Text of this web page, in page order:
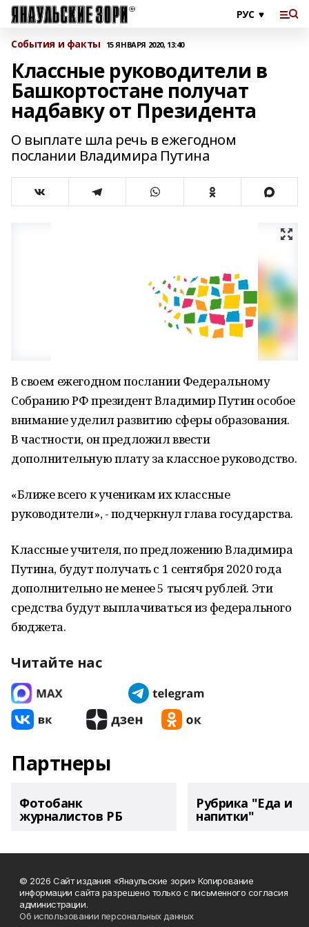
События и факты 15 ЯНВАРЯ 2020, 13:40
Классные руководители в
Башкортостане получат
надбавку от Президента
О выплате шла речь в ежегодном
послании Владимира Путина
В своем ежегодном послании Федеральному
Собранию РФ президент Владимир Путин особое
внимание уделил развитию сферы образования.
В частности, он предложил ввести
дополнительную плату за классное руководство.
«Ближе всего к ученикам их классные
руководители», - подчеркнул глава государства.
Классные учителя, по предложению Владимира
Путина, будут получать с 1 сентября 2020 года
дополнительно не менее 5 тысяч рублей. Эти
средства будут выплачиваться из федерального
бюджета.
Читайте нас
Партнеры
Фотобанк
журналистов РБ
Рубрика "Еда и
напитки"
© 2026 Сайт издания «Янаульские зори» Копирование
информации сайта разрешено только с письменного согласия
администрации.
Об использовании персональных данных